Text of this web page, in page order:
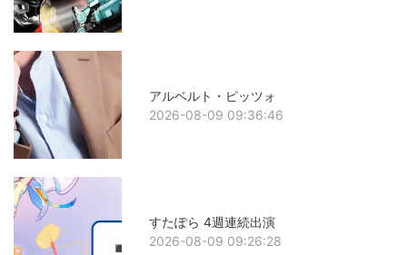
アルベルト・ピッツォ
2026-08-09 09:36:46
すたぽら 4週連続出演
2026-08-09 09:26:28